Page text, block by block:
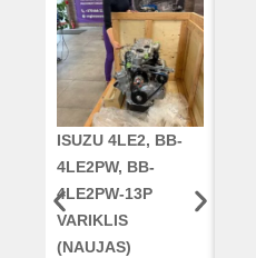
ISUZU 4LE2, BB-
4LE2PW, BB-
4LE2PW-13P
VARIKLIS
(NAUJAS)